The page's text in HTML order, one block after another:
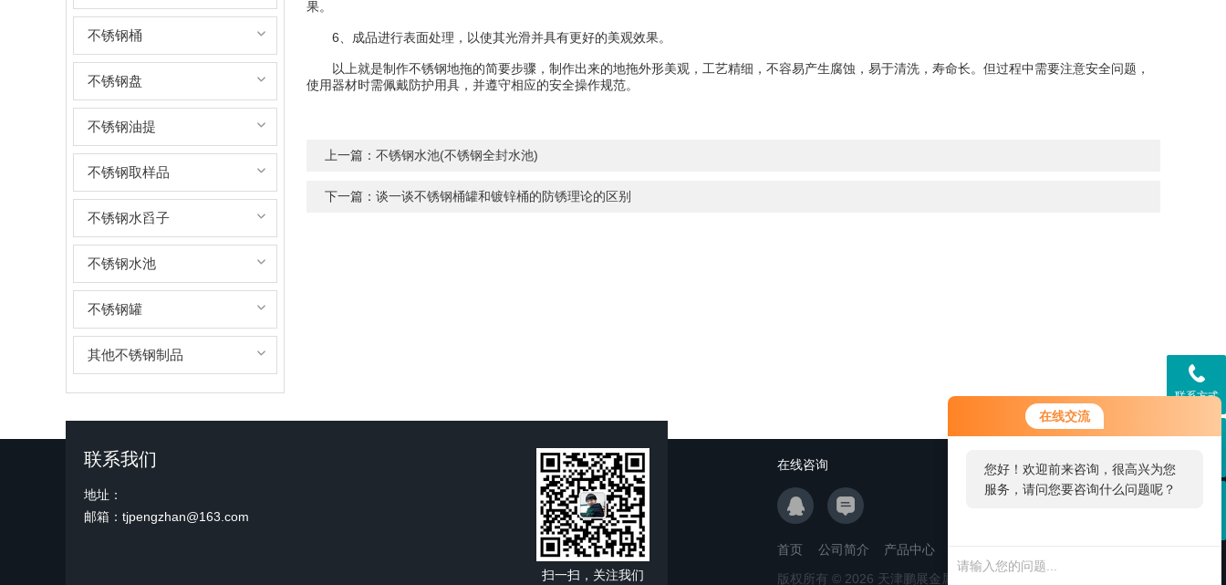
在线交流
您好！欢迎前来咨询，很高兴为您
服务，请问您要咨询什么问题呢？
不锈钢桶
不锈钢盘
不锈钢油提
不锈钢取样品
不锈钢水舀子
不锈钢水池
不锈钢罐
其他不锈钢制品
果。
6、成品进行表面处理，以使其光滑并具有更好的美观效果。
以上就是制作不锈钢地拖的简要步骤，制作出来的地拖外形美观，工艺精细，不容易产生腐蚀，易于清洗，寿命长。但过程中需要注意安全问题，
使用器材时需佩戴防护用具，并遵守相应的安全操作规范。
上一篇： 不锈钢水池(不锈钢全封水池)
下一篇： 谈一谈不锈钢桶罐和镀锌桶的防锈理论的区别
联系我们
地址：
邮箱：tjpengzhan@163.com
扫一扫，关注我们
在线咨询
首页 公司简介 产品中心
版权所有 © 2026 天津鹏展金属制品有限公司
联系方式